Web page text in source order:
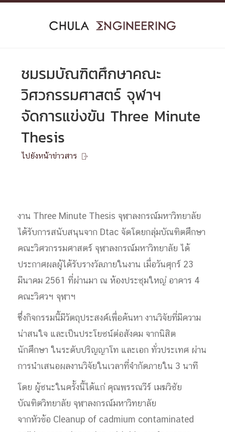
Skip
ชมรมบัณฑิตศึกษาคณะ
วิศวกรรมศาสตร์ จุฬาฯ
จัดการแข่งขัน Three Minute
Thesis
ไปยังหน้าข่าวสาร 
งาน Three Minute Thesis จุฬาลงกรณ์มหาวิทยาลัย
ได้รับการสนับสนุนจาก Dtac จัดโดยกลุ่มบัณฑิตศึกษา
คณะวิศวกรรมศาสตร์ จุฬาลงกรณ์มหาวิทยาลัย ได้
ประกาศผลผู้ได้รับรางวัลภายในงาน เมื่อวันศุกร์ 23
มีนาคม 2561 ที่ผ่านมา ณ ห้องประชุมใหญ่ อาคาร 4
คณะวิศวฯ จุฬาฯ
ซึ่งกิจกรรมนี้มีวัตถุประสงค์เพื่อค้นหา งานวิจัยที่มีความ
น่าสนใจ และเป็นประโยชน์ต่อสังคม จากนิสิต
นักศึกษา ในระดับปริญญาโท และเอก ทั่วประเทศ ผ่าน
การนำเสนอผลงานวิจัยในเวลาที่จำกัดภายใน 3 นาที
โดย ผู้ชนะในครั้งนี้ได้แก่ คุณพรรณวีร์เมฆวิชัย
บัณฑิตวิทยาลัย จุฬาลงกรณ์มหาวิทยาลัย
จากหัวข้อ Cleanup of cadmium contaminated